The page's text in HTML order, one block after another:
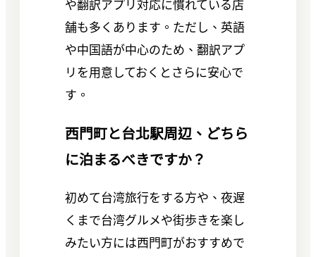
や翻訳アプリ対応に慣れている店
舗も多くあります。ただし、英語
や中国語が中心のため、翻訳アプ
リを用意しておくとさらに安心で
す。
西門町と台北駅周辺、どちら
に泊まるべきですか？
初めて台湾旅行をする方や、夜遅
くまで台湾グルメや街歩きを楽し
みたい方には西門町がおすすめで